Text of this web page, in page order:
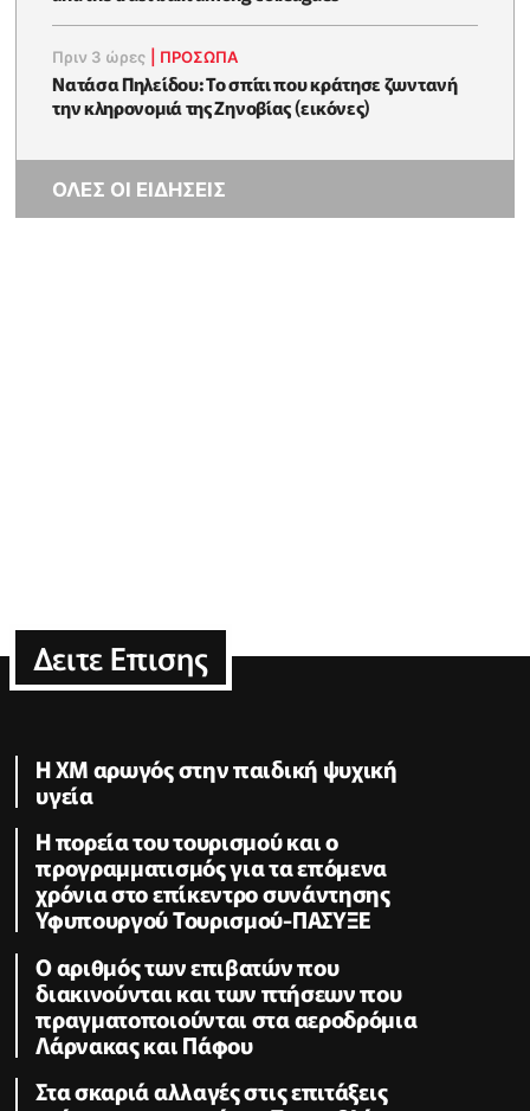
Πριν 3 ώρες ΠΡΟΣΩΠΑ
Νατάσα Πηλείδου: Το σπίτι που κράτησε ζωντανή
την κληρονομιά της Ζηνοβίας (εικόνες)
ΟΛΕΣ ΟΙ ΕΙΔΗΣΕΙΣ
Δειτε Επισης
Η XM αρωγός στην παιδική ψυχική
υγεία
Η πορεία του τουρισμού και ο
προγραμματισμός για τα επόμενα
χρόνια στο επίκεντρο συνάντησης
Υφυπουργού Τουρισμού-ΠΑΣΥΞΕ
Ο αριθμός των επιβατών που
διακινούνται και των πτήσεων που
πραγματοποιούνται στα αεροδρόμια
Λάρνακας και Πάφου
Στα σκαριά αλλαγές στις επιτάξεις